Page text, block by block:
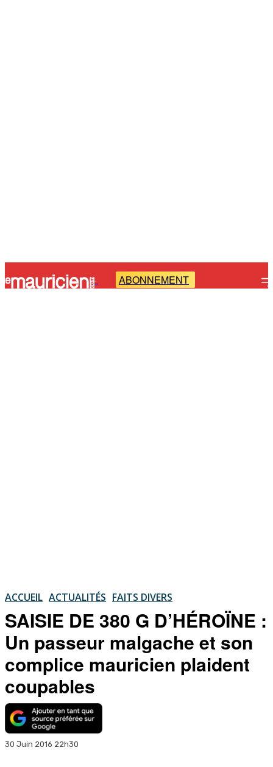
- ABONNEMENT
ACCUEIL ACTUALITÉS FAITS DIVERS
SAISIE DE 380 G D’HÉROÏNE :
Un passeur malgache et son
complice mauricien plaident
coupables
30 Juin 2016 22h30